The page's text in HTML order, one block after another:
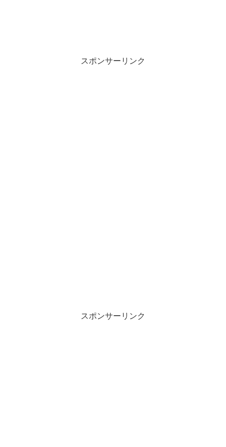
スポンサーリンク
スポンサーリンク